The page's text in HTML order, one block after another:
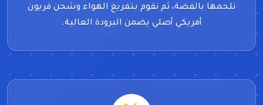
نلحمها بالفضة، ثم نقوم بتفريغ الهواء وشحن فريون
أمريكي أصلي يضمن البرودة العالية.